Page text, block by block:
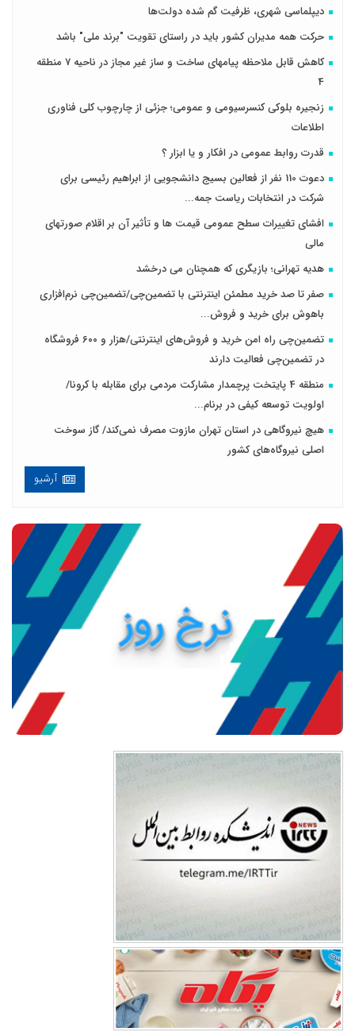
دیپلماسی شهری، ظرفیت گم شده دولت‌ها
حرکت همه مدیران کشور باید در راستای تقویت "برند ملی" باشد
کاهش قابل ملاحظه پیامهای ساخت و ساز غیر مجاز در ناحیه 7 منطقه
4
زنجیره بلوکی کنسرسیومی و عمومی؛ جزئی از چارچوب کلی فناوری
اطلاعات
قدرت روابط عمومی در افکار و یا ابزار ؟
دعوت 110 نفر از فعالین بسیج دانشجویی از ابراهیم رئیسی برای
شرکت در انتخابات ریاست جمه...
افشای تغییرات سطح عمومی قیمت ها و تأثیر آن بر اقلام صورتهای
مالی
هدیه تهرانی؛ بازیگری که همچنان می درخشد
صفر تا صد خرید مطمئن اینترنتی با تضمین‌چی/تضمین‌چی نرم‌افزاری
باهوش برای خرید و فروش‌...
تضمین‌چی راه امن خرید و فروش‌های اینترنتی/هزار و ۶۰۰ فروشگاه
در تضمین‌چی فعالیت دارند
منطقه 4 پایتخت پرچمدار مشارکت مردمی برای مقابله با کرونا/
اولویت توسعه کیفی در برنام...
هیچ نیروگاهی در استان تهران مازوت مصرف نمی‌کند/ گاز سوخت
اصلی نیروگاه‌های کشور
آرشیو